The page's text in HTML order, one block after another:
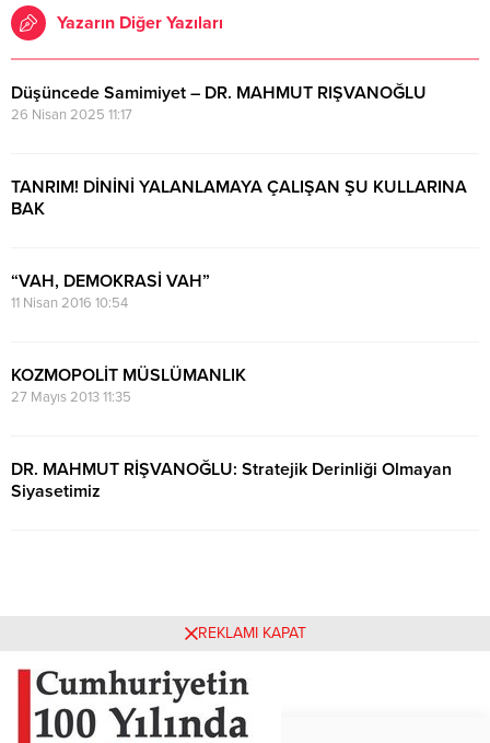
Yazarın Diğer Yazıları
Düşüncede Samimiyet – DR. MAHMUT RIŞVANOĞLU
26 Nisan 2025 11:17
TANRIM! DİNİNİ YALANLAMAYA ÇALIŞAN ŞU KULLARINA
BAK
“VAH, DEMOKRASİ VAH”
11 Nisan 2016 10:54
KOZMOPOLİT MÜSLÜMANLIK
27 Mayıs 2013 11:35
DR. MAHMUT RİŞVANOĞLU: Stratejik Derinliği Olmayan
Siyasetimiz
REKLAMI KAPAT